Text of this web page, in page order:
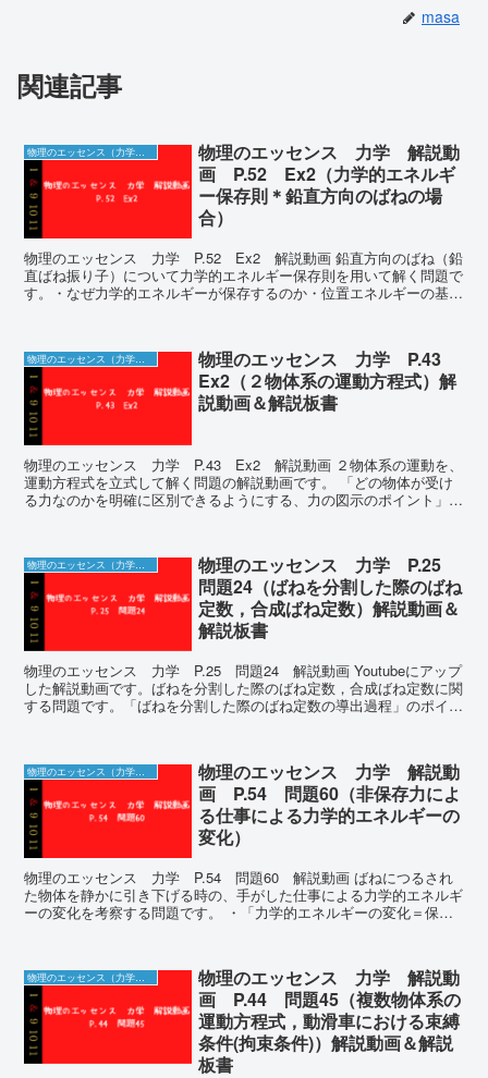
masa
関連記事
物理のエッセンス（力学）の解説動画＆板書
物理のエッセンス 力学 解説動
画 P.52 Ex2（力学的エネルギ
ー保存則＊鉛直方向のばねの場
合）
物理のエッセンス 力学 P.52 Ex2 解説動画 鉛直方向のばね（鉛
直ばね振り子）について力学的エネルギー保存則を用いて解く問題で
す。・なぜ力学的エネルギーが保存するのか・位置エネルギーの基準
物理のエッセンス（力学）の解説動画＆板書
物理のエッセンス 力学 P.43
Ex2（２物体系の運動方程式）解
説動画＆解説板書
物理のエッセンス 力学 P.43 Ex2 解説動画 ２物体系の運動を、
運動方程式を立式して解く問題の解説動画です。 「どの物体が受け
る力なのかを明確に区別できるようにする、力の図示のポイント」に
物理のエッセンス（力学）の解説動画＆板書
物理のエッセンス 力学 P.25
問題24（ばねを分割した際のばね
定数，合成ばね定数）解説動画＆
解説板書
物理のエッセンス 力学 P.25 問題24 解説動画 Youtubeにアップ
した解説動画です。ばねを分割した際のばね定数，合成ばね定数に関
する問題です。「ばねを分割した際のばね定数の導出過程」のポイン
物理のエッセンス 力学 解説動
画 P.54 問題60（非保存力によ
る仕事による力学的エネルギーの
変化）
物理のエッセンス 力学 P.54 問題60 解説動画 ばねにつるされ
た物体を静かに引き下げる時の、手がした仕事による力学的エネルギ
ーの変化を考察する問題です。 ・「力学的エネルギーの変化＝保存
物理のエッセンス（力学）の解説動画＆板書
物理のエッセンス 力学 解説動
画 P.44 問題45（複数物体系の
運動方程式，動滑車における束縛
条件(拘束条件)）解説動画＆解説
板書